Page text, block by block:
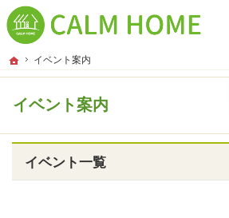
ホーム
イベント案内
イベント案内
プロの目線からご提案。埼玉県さいたま市の注文
埼玉県さいたま市の新築・注文住宅・新築戸建て
イベント一覧